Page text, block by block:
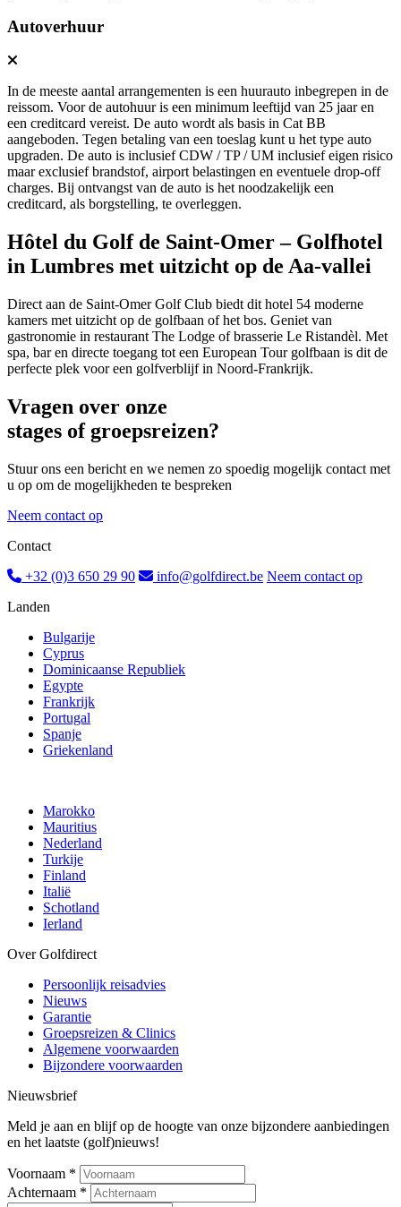
Autoverhuur
In de meeste aantal arrangementen is een huurauto inbegrepen in de
reissom. Voor de autohuur is een minimum leeftijd van 25 jaar en
een creditcard vereist. De auto wordt als basis in Cat BB
aangeboden. Tegen betaling van een toeslag kunt u het type auto
upgraden. De auto is inclusief CDW / TP / UM inclusief eigen risico
maar exclusief brandstof, airport belastingen en eventuele drop-off
charges. Bij ontvangst van de auto is het noodzakelijk een
creditcard, als borgstelling, te overleggen.
Hôtel du Golf de Saint-Omer – Golfhotel
in Lumbres met uitzicht op de Aa-vallei
Direct aan de Saint-Omer Golf Club biedt dit hotel 54 moderne
kamers met uitzicht op de golfbaan of het bos. Geniet van
gastronomie in restaurant The Lodge of brasserie Le Ristandèl. Met
spa, bar en directe toegang tot een European Tour golfbaan is dit de
perfecte plek voor een golfverblijf in Noord-Frankrijk.
Vragen over onze
stages of groepsreizen?
Stuur ons een bericht en we nemen zo spoedig mogelijk contact met
u op om de mogelijkheden te bespreken
Neem contact op
Contact
+32 (0)3 650 29 90
info@golfdirect.be Neem contact op
Landen
Bulgarije
Cyprus
Dominicaanse Republiek
Egypte
Frankrijk
Portugal
Spanje
Griekenland
Marokko
Mauritius
Nederland
Turkije
Finland
Italië
Schotland
Ierland
Over Golfdirect
Persoonlijk reisadvies
Nieuws
Garantie
Groepsreizen & Clinics
Algemene voorwaarden
Bijzondere voorwaarden
Nieuwsbrief
Meld je aan en blijf op de hoogte van onze bijzondere aanbiedingen
en het laatste (golf)nieuws!
Voornaam *
Achternaam *